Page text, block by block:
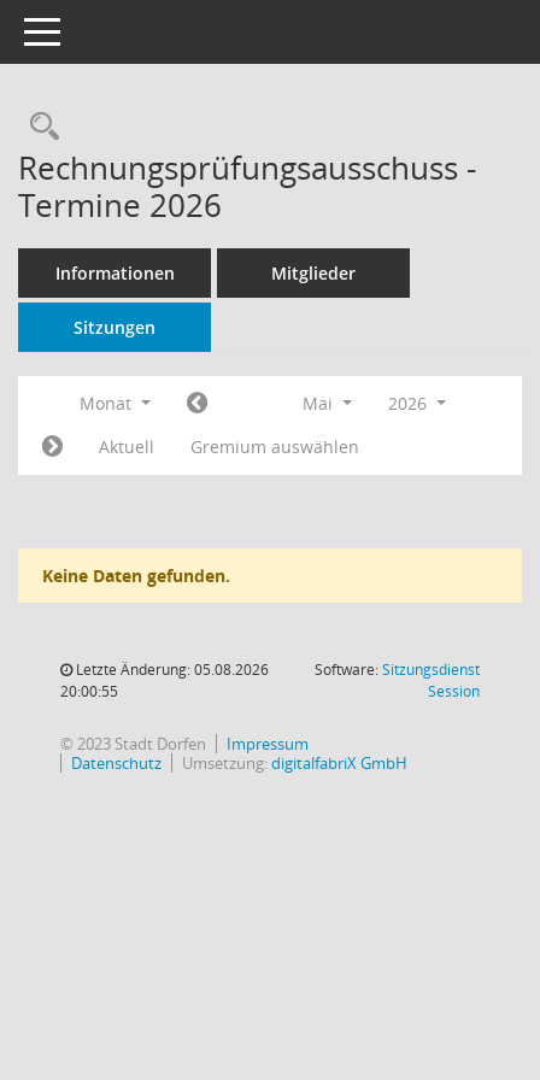
Toggle navigation
Rechercheauswahl
Rechnungsprüfungsausschuss -
Termine 2026
Informationen Mitglieder
Sitzungen
Monat Mai
2026
Aktuell
Gremium auswählen
Keine Daten gefunden.
Letzte Änderung: 05.08.2026
20:00:55
Software:Sitzungsdienst
Session(Wird in
© 2023 Stadt Dorfen
Impressum
Datenschutz
Umsetzung:digitalfabriX GmbH